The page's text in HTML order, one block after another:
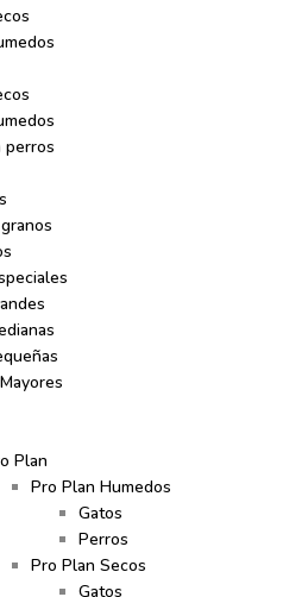
perros
Plan
Pro Plan Humedos
Gatos
Perros
Pro Plan Secos
Gatos